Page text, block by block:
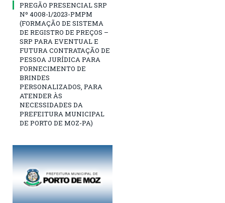
PREGÃO PRESENCIAL SRP
Nº 4008-1/2023-PMPM
(FORMAÇÃO DE SISTEMA
DE REGISTRO DE PREÇOS –
SRP PARA EVENTUAL E
FUTURA CONTRATAÇÃO DE
PESSOA JURÍDICA PARA
FORNECIMENTO DE
BRINDES
PERSONALIZADOS, PARA
ATENDER ÀS
NECESSIDADES DA
PREFEITURA MUNICIPAL
DE PORTO DE MOZ-PA)